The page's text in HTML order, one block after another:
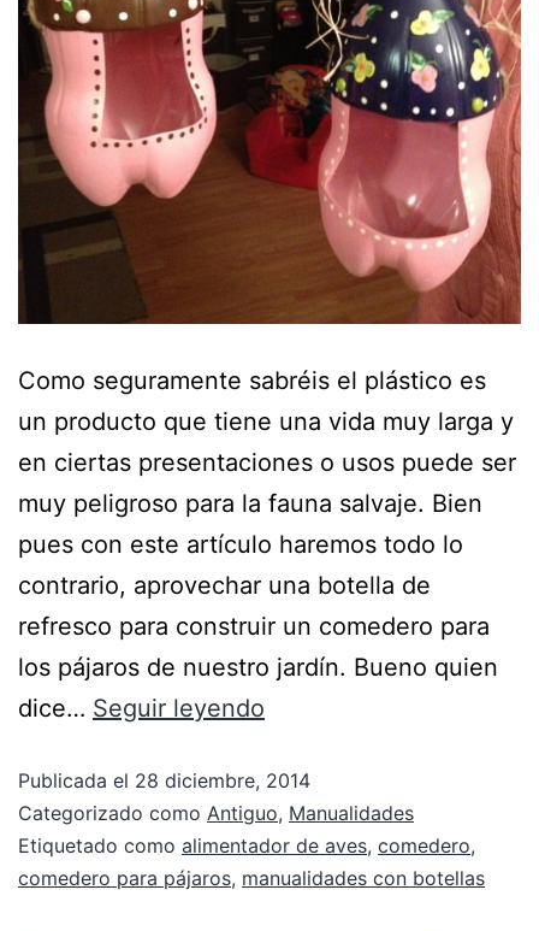
Como seguramente sabréis el plástico es
un producto que tiene una vida muy larga y
en ciertas presentaciones o usos puede ser
muy peligroso para la fauna salvaje. Bien
pues con este artículo haremos todo lo
contrario, aprovechar una botella de
refresco para construir un comedero para
los pájaros de nuestro jardín. Bueno quien
dice… Seguir leyendo
Publicada el 28 diciembre, 2014
Categorizado como Antiguo, Manualidades
Etiquetado como alimentador de aves, comedero,
comedero para pájaros, manualidades con botellas